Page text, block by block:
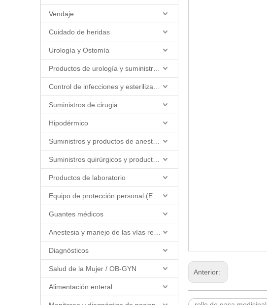
Vendaje
Cuidado de heridas
Urología y Ostomía
Suministros de cirugia
Hipodérmico
Productos de laboratorio
Guantes médicos
Diagnósticos
Salud de la Mujer / OB-GYN
Alimentación enteral
Anterior: